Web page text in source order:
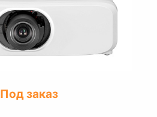
Под заказ